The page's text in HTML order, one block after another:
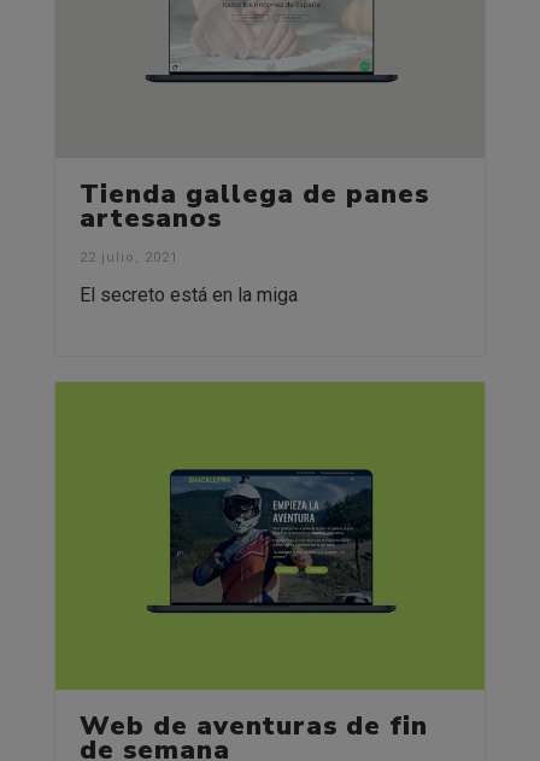
Tienda gallega de panes
artesanos
22 julio, 2021
El secreto está en la miga
Web de aventuras de fin
de semana